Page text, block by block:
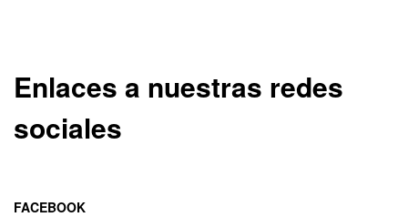
Enlaces a nuestras redes
sociales
FACEBOOK